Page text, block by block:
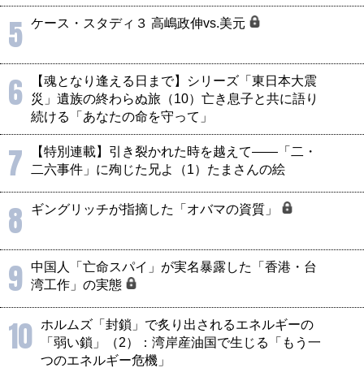
5 ケース・スタディ３ 高嶋政伸vs.美元
6
【魂となり逢える日まで】シリーズ「東日本大震
災」遺族の終わらぬ旅（10）亡き息子と共に語り
続ける「あなたの命を守って」
7
【特別連載】引き裂かれた時を越えて――「二・
二六事件」に殉じた兄よ（1）たまさんの絵
8 ギングリッチが指摘した「オバマの資質」
9 中国人「亡命スパイ」が実名暴露した「香港・台
湾工作」の実態
10
ホルムズ「封鎖」で炙り出されるエネルギーの
「弱い鎖」（2）：湾岸産油国で生じる「もう一
つのエネルギー危機」